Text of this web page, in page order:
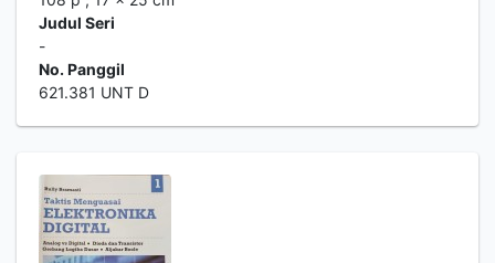
Judul Seri
-
No. Panggil
621.381 UNT D